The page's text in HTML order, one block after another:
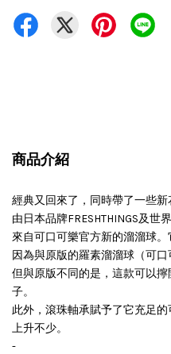
商品介紹
經典又回來了，同時帶了一些新
由日本品牌FRESHTHINGS及世
來自可口可樂官方新的溜溜球。
因為與原版的羅素溜溜球（可
但與原版不同的是，這款可以
子。
此外，滾珠軸承賦予了它充足
上升不少。
-